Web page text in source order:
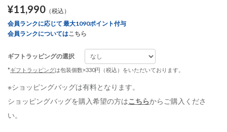
¥11,990 （税込）
会員ランクに応じて 最大1090ポイント付与
会員ランクについてはこちら
ギフトラッピングの選択
*ギフトラッピングは包装個数×330円（税込）をいただいております。
※ショッピングバッグは有料となります。
ショッピングバッグを購入希望の方はこちらからご購入くださ
い。